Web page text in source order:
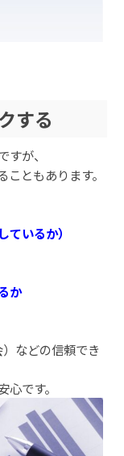
する
が、
ともあります。
いるか）
か
などの信頼でき
です。